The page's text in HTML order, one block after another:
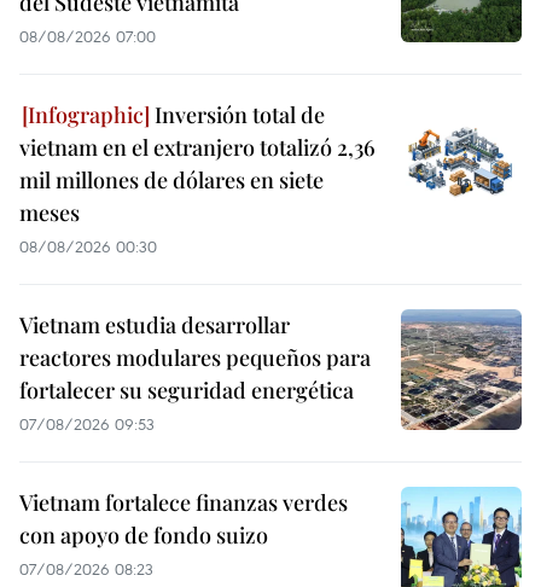
08/08/2026 07:00
Inversión total de
vietnam en el extranjero totalizó 2,36
mil millones de dólares en siete
meses
08/08/2026 00:30
Vietnam estudia desarrollar
reactores modulares pequeños para
fortalecer su seguridad energética
07/08/2026 09:53
Vietnam fortalece finanzas verdes
con apoyo de fondo suizo
07/08/2026 08:23